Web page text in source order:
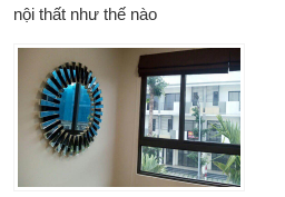
nội thất như thế nào